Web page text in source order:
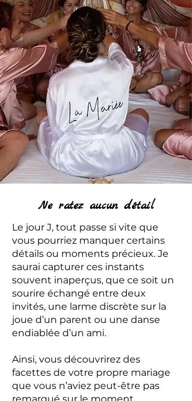
Ne ratez aucun détail
Le jour J, tout passe si vite que
vous pourriez manquer certains
détails ou moments précieux. Je
saurai capturer ces instants
souvent inaperçus, que ce soit un
sourire échangé entre deux
invités, une larme discrète sur la
joue d’un parent ou une danse
endiablée d’un ami.
Ainsi, vous découvrirez des
facettes de votre propre mariage
que vous n’aviez peut-être pas